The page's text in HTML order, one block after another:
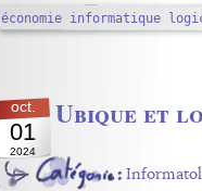
économie informatique
oct.
01
2024
Ubique et